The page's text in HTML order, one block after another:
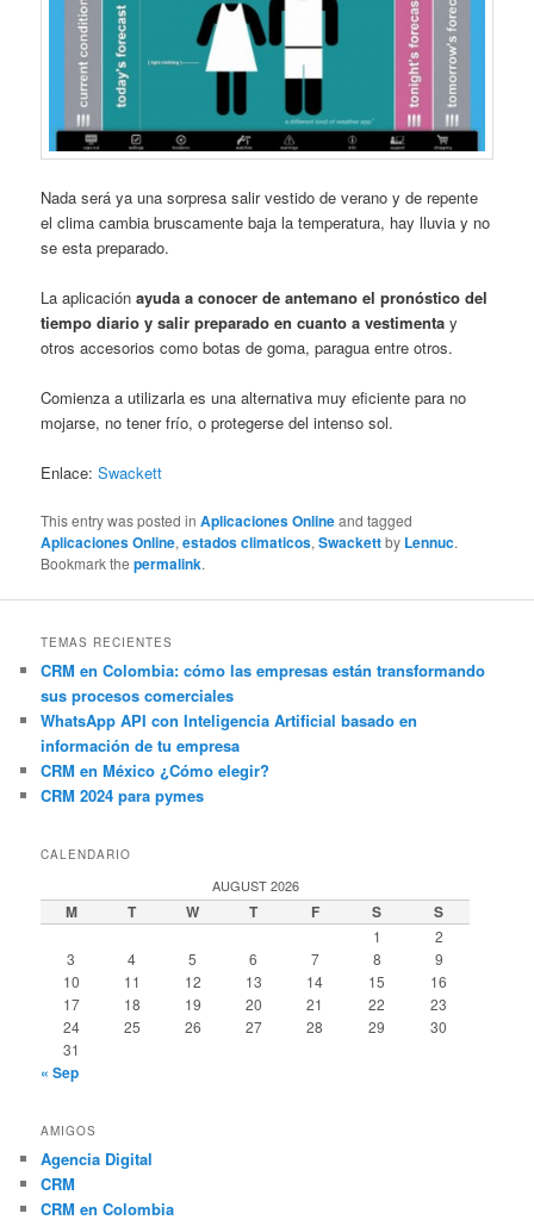
Nada será ya una sorpresa salir vestido de verano y de repente
el clima cambia bruscamente baja la temperatura, hay lluvia y no
se esta preparado.
La aplicaciónayuda a conocer de antemano el pronóstico del
tiempo diario y salir preparado en cuanto a vestimenta y
otros accesorios como botas de goma, paragua entre otros.
Comienza a utilizarla es una alternativa muy eficiente para no
mojarse, no tener frío, o protegerse del intenso sol.
Enlace:Swackett
This entry was posted inAplicaciones Onlineand tagged
Aplicaciones Online,estados climaticos,Swackettby Lennuc.
Bookmark thepermalink.
TEMAS RECIENTES
CRM en Colombia: cómo las empresas están transformando
sus procesos comerciales
WhatsApp API con Inteligencia Artificial basado en
información de tu empresa
CRM en México ¿Cómo elegir?
CRM 2024 para pymes
CALENDARIO
AUGUST 2026
M T W T F S S
1
2
3
4 5 6 7 8
9
10
11 12 13 14 15
16
17
18 19 20 21 22
23
24
25 26 27 28 29
30
31
« Sep
AMIGOS
Agencia Digital
CRM
CRM en Colombia